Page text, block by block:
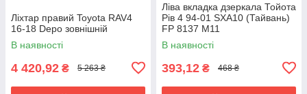
Ліхтар правий Toyota RAV4
16-18 Depo зовнішній
В наявності
4 420,92 ₴ 5 263 ₴
Ліва вкладка дзеркала Тойота
Рів 4 94-01 SXA10 (Тайвань)
FP 8137 M11
В наявності
393,12 ₴ 468 ₴